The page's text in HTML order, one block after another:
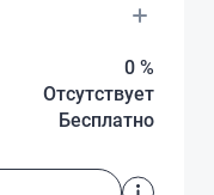
0 %
Отсутствует
Бесплатно